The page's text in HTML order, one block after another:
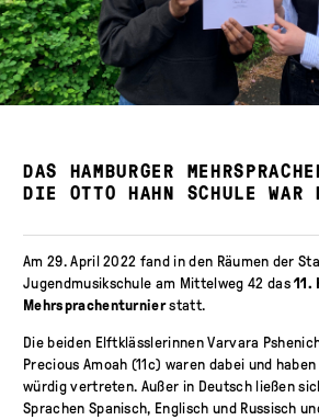
DAS HAMBURGER
DIE OTTO HAHN SCHULE WAR
Am 29. April 2022 fand in den Räumen der
Jugendmusikschule am Mittelweg 42 das11.
Mehrsprachenturnierstatt.
Die beiden Elftklässlerinnen Varvara
Precious Amoah (11c) waren dabei und
würdig vertreten. Außer in Deutsch ließen
Sprachen Spanisch, Englisch und Russisch